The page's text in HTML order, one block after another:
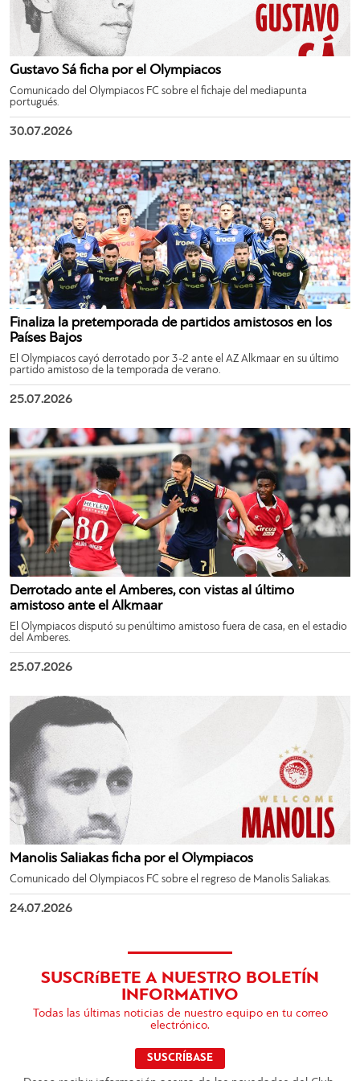
Gustavo Sá ficha por el Olympiacos
Comunicado del Olympiacos FC sobre el fichaje del mediapunta
portugués.
30.07.2026
Finaliza la pretemporada de partidos amistosos en los
Países Bajos
El Olympiacos cayó derrotado por 3-2 ante el AZ Alkmaar en su último
partido amistoso de la temporada de verano.
25.07.2026
Derrotado ante el Amberes, con vistas al último
amistoso ante el Alkmaar
El Olympiacos disputó su penúltimo amistoso fuera de casa, en el estadio
del Amberes.
25.07.2026
Manolis Saliakas ficha por el Olympiacos
Comunicado del Olympiacos FC sobre el regreso de Manolis Saliakas.
24.07.2026
SUSCRíBETE A NUESTRO BOLETÍN
INFORMATIVO
Todas las últimas noticias de nuestro equipo en tu correo
electrónico.
SUSCRÍBASE